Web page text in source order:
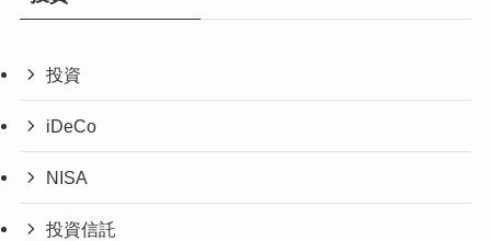
投資
iDeCo
NISA
投資信託